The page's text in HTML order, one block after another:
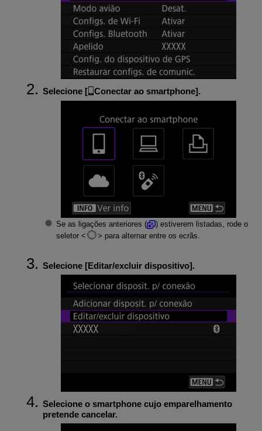
Selecione [ Conectar ao smartphone].
Se as ligações anteriores (
) estiverem listadas, rode o
seletor
para alternar entre os ecrãs.
Selecione [Editar/excluir dispositivo].
Selecione o smartphone cujo emparelhamento
pretende cancelar.